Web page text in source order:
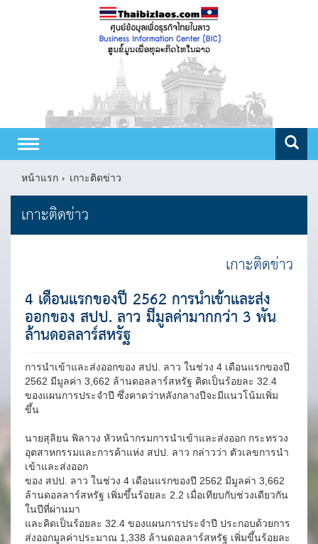
Toggle
navigation
หน้าแรก
เกาะติดข่าว
เกาะติดข่าว
เกาะติดข่าว
4 เดือนแรกของปี 2562 การนำเข้าและส่ง
ออกของ สปป. ลาว มีมูลค่ามากกว่า 3 พัน
ล้านดอลลาร์สหรัฐ
การนำเข้าและส่งออกของ สปป. ลาว ในช่วง 4 เดือนแรกของปี
2562 มีมูลค่า 3,662 ล้านดอลลาร์สหรัฐ คิดเป็นร้อยละ 32.4
ของแผนการประจำปี ซึ่งคาดว่าหลังกลางปีจะมีแนวโน้มเพิ่ม
ขึ้น
นายสุลิยน พิลาวง หัวหน้ากรมการนำเข้าและส่งออก กระทรวง
อุตสาหกรรมและการค้าแห่ง สปป. ลาว กล่าวว่า ตัวเลขการนำ
เข้าและส่งออก
ของ สปป. ลาว ในช่วง 4 เดือนแรกของปี 2562 มีมูลค่า 3,662
ล้านดอลลาร์สหรัฐ เพิ่มขึ้นร้อยละ 2.2 เมื่อเทียบกับช่วงเดียวกัน
ในปีที่ผ่านมา
และคิดเป็นร้อยละ 32.4 ของแผนการประจำปี ประกอบด้วยการ
ส่งออกมูลค่าประมาณ 1,338 ล้านดอลลาร์สหรัฐ เพิ่มขึ้นร้อยละ